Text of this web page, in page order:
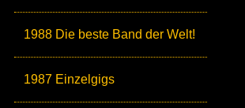
1988 Die beste Band der Welt!
1987 Einzelgigs